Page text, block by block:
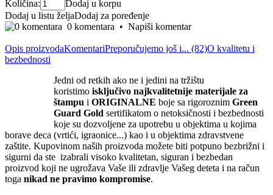
Količina:
Dodaj u korpu
Dodaj u listu željaDodaj za poređenje
0 komentara • Napiši komentar
Opis proizvodaKomentariPreporučujemo još i... (82)O kvalitetu i
bezbednosti
Jedni od retkih ako ne i jedini na tržištu
koristimo isključivo najkvalitetnije materijale za
štampu i ORIGINALNE boje sa rigoroznim Green
Guard Gold sertifikatom o netoksičnosti i bezbednosti
koje su dozvoljene za upotrebu u objektima u kojima
borave deca (vrtići, igraonice...) kao i u objektima zdravstvene
zaštite. Kupovinom naših proizvoda možete biti potpuno bezbrižni i
sigurni da ste izabrali visoko kvalitetan, siguran i bezbedan
proizvod koji ne ugrožava Vaše ili zdravlje Vašeg deteta i na račun
toga nikad ne pravimo kompromise.